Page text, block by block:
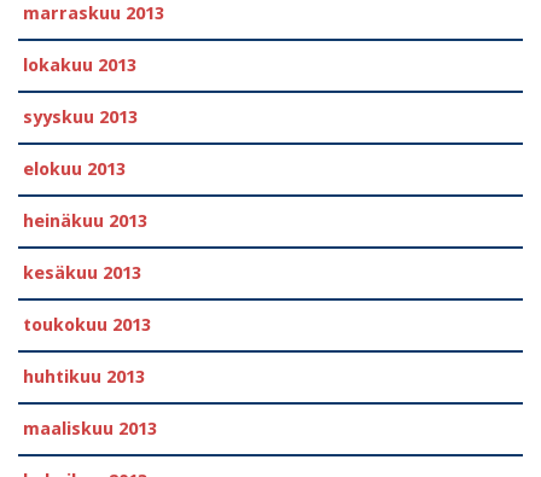
marraskuu 2013
lokakuu 2013
syyskuu 2013
elokuu 2013
heinäkuu 2013
kesäkuu 2013
toukokuu 2013
huhtikuu 2013
maaliskuu 2013